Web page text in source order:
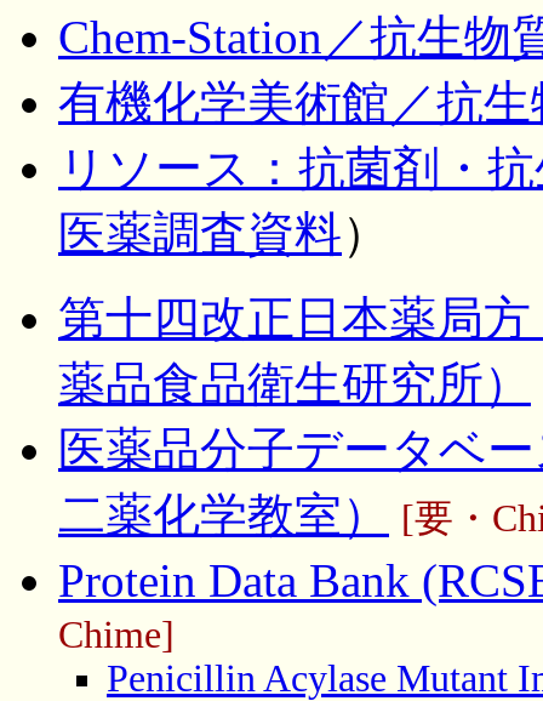
Chem-Station／抗生物
有機化学美術館／抗
リソース：抗菌剤・
医薬調査資料）
第十四改正日本薬局
薬品食品衛生研究所）
医薬品分子データベ
二薬化学教室）
[要・
Protein Data Bank
Chime]
Penicillin Acylase Mutant